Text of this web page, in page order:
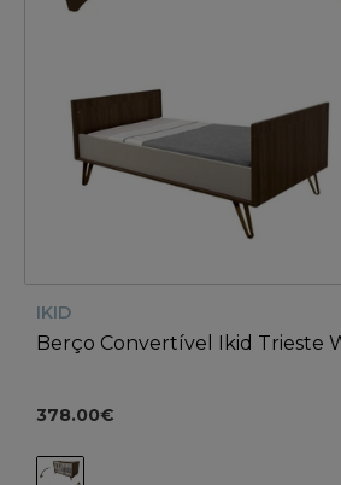
IKID
Berço Convertível Ikid Trieste
378.00€